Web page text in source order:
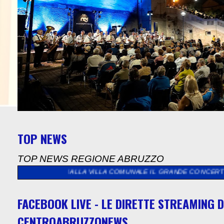
TOP NEWS
TOP NEWS REGIONE ABRUZZO
COMUNALE IL GRANDE CONCERTO DI CHIARA GALIAZZO.
FACEBOOK LIVE - LE DIRETTE STREAMING